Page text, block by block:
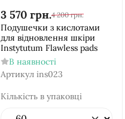
3 570 грн.4 200 грн.
Подушечки з кислотами
для відновлення шкіри
Instytutum Flawless pads
В наявності
Артикул ins023
Кількість в упаковці